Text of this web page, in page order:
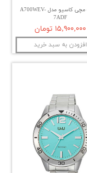
ساعت مچی کاسیو مدل A700WEV-
7ADF
۱۵,۹۰۰,۰۰۰ تومان
افزودن به سبد خرید